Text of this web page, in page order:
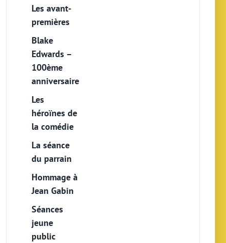
Les avant-
premières
Blake
Edwards –
100ème
anniversaire
Les
héroïnes de
la comédie
La séance
du parrain
Hommage à
Jean Gabin
Séances
jeune
public